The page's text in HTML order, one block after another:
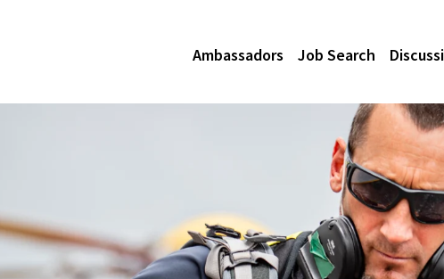
Ambassadors Job Search